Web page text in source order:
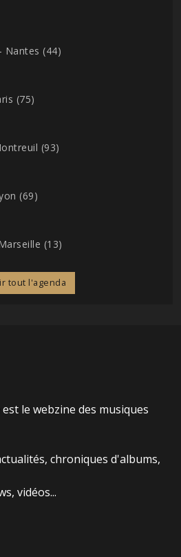
Nantes (44)
(75)
(93)
(69)
(13)
tout l'agenda
le webzine des musiques
chroniques d'albums,
vidéos...